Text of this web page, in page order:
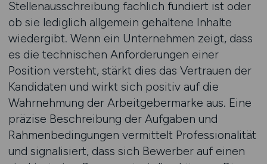
Stellenausschreibung fachlich fundiert ist oder
ob sie lediglich allgemein gehaltene Inhalte
wiedergibt. Wenn ein Unternehmen zeigt, dass
es die technischen Anforderungen einer
Position versteht, stärkt dies das Vertrauen der
Kandidaten und wirkt sich positiv auf die
Wahrnehmung der Arbeitgebermarke aus. Eine
präzise Beschreibung der Aufgaben und
Rahmenbedingungen vermittelt Professionalität
und signalisiert, dass sich Bewerber auf einen